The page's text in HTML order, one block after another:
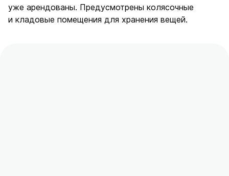
уже арендованы. Предусмотрены колясочные
и кладовые помещения для хранения вещей.